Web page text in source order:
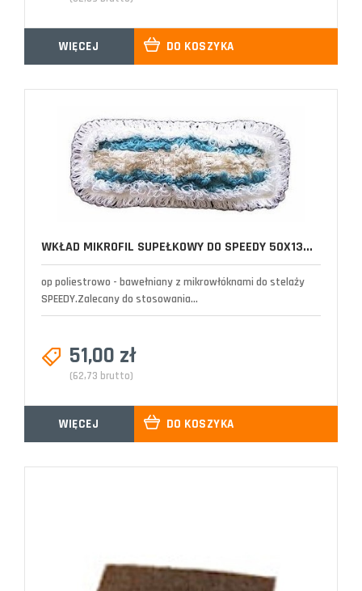
WIĘCEJ DO KOSZYKA
WKŁAD MIKROFIL SUPEŁKOWY DO SPEEDY 50X13...
op poliestrowo - bawełniany z mikrowłóknami do stelaży
SPEEDY.Zalecany do stosowania...
51,00 zł
(62,73 brutto)
WIĘCEJ DO KOSZYKA